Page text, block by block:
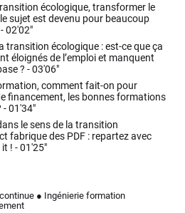
écologique, transformer le
sujet est devenu pour beaucoup
-02'02"
transition écologique : est-ce que ça
éloignés de l’emploi et manquent
? -03'06"
comment fait-on pour
financement, les bonnes formations
-01'34"
le sens de la transition
fabrique des PDF : repartez avec
it ! -01'25"
● Ingénierie formation